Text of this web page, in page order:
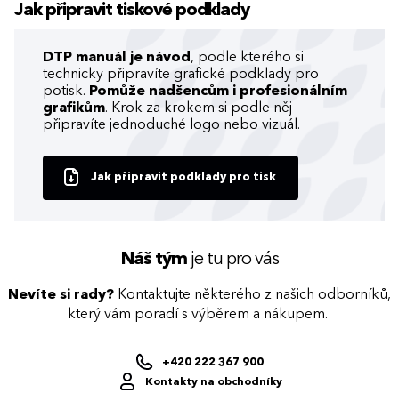
Jak připravit tiskové podklady
DTP manuál je návod , podle kterého si
technicky připravíte grafické podklady pro
potisk. Pomůže nadšencům i profesionálním
grafikům. Krok za krokem si podle něj
připravíte jednoduché logo nebo vizuál.
Jak připravit podklady pro tisk
Náš týmje tu pro vás
Nevíte si rady? Kontaktujte některého z našich odborníků,
který vám poradí s výběrem a nákupem.
+420 222 367 900
Kontakty na obchodníky